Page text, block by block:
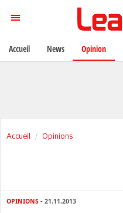
Accueil Opinions
OPINIONS - 21.11.2013
Accueil News Opinion